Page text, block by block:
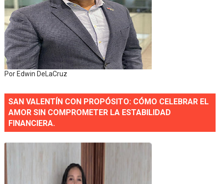
Por Edwin DeLaCruz
SAN VALENTÍN CON PROPÓSITO: CÓMO CELEBRAR EL
AMOR SIN COMPROMETER LA ESTABILIDAD
FINANCIERA.